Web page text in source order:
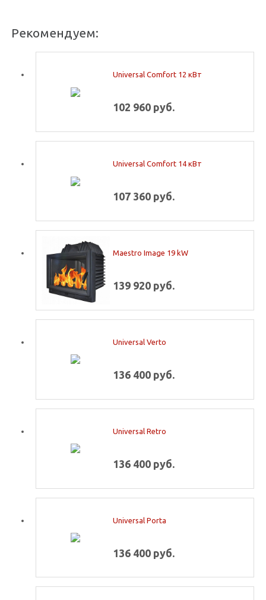
Рекомендуем:
Universal Comfort 12 кВт
102 960 руб.
Universal Comfort 14 кВт
107 360 руб.
Maestro Image 19 kW
139 920 руб.
Universal Verto
136 400 руб.
Universal Retro
136 400 руб.
Universal Porta
136 400 руб.